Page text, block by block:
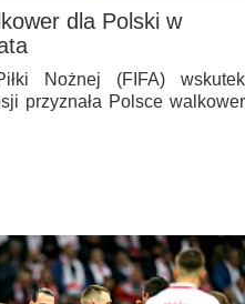
dla Polski w
Nożnej (FIFA) wskutek
przyznała Polsce walkower